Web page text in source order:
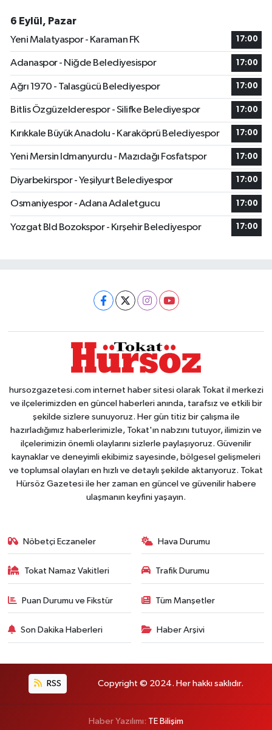
6 Eylül, Pazar
Yeni Malatyaspor - Karaman FK
17:00
Adanaspor - Niğde Belediyesispor 17:00
Ağrı 1970 - Talasgücü Belediyespor 17:00
Bitlis Özgüzelderespor - Silifke Belediyespor 17:00
Kırıkkale Büyük Anadolu - Karaköprü Belediyespor 17:00
Yeni Mersin Idmanyurdu - Mazıdağı Fosfatspor 17:00
Diyarbekirspor - Yeşilyurt Belediyespor 17:00
Osmaniyespor - Adana Adaletgucu 17:00
Yozgat Bld Bozokspor - Kırşehir Belediyespor 17:00
hursozgazetesi.com internet haber sitesi olarak Tokat il merkezi
ve ilçelerimizden en güncel haberleri anında, tarafsız ve etkili bir
şekilde sizlere sunuyoruz. Her gün titiz bir çalışma ile
hazırladığımız haberlerimizle, Tokat'ın nabzını tutuyor, ilimizin ve
ilçelerimizin önemli olaylarını sizlerle paylaşıyoruz. Güvenilir
kaynaklar ve deneyimli ekibimiz sayesinde, bölgesel gelişmeleri
ve toplumsal olayları en hızlı ve detaylı şekilde aktarıyoruz. Tokat
Hürsöz Gazetesi ile her zaman en güncel ve güvenilir habere
ulaşmanın keyfini yaşayın.
Nöbetçi Eczaneler Hava Durumu
Tokat Namaz Vakitleri Trafik Durumu
Puan Durumu ve Fikstür Tüm Manşetler
Son Dakika Haberleri Haber Arşivi
RSS Copyright © 2024. Her hakkı saklıdır.
Haber Yazılımı: TE Bilişim